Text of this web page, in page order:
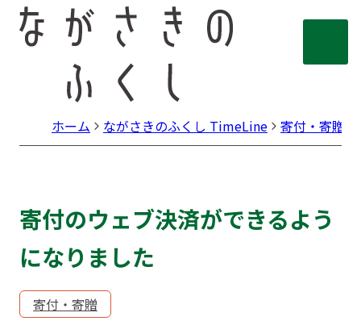
ホーム ながさきのふくし TimeLine 寄付・寄贈
寄付のウェブ決済ができるよう
になりました
寄付・寄贈